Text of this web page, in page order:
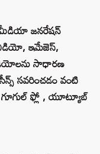
మీడియా జనరేషన్
ఇమేజెస్,
సాధారణ
సవరించడం వంటి
ఫ్లో , యూట్యూబ్